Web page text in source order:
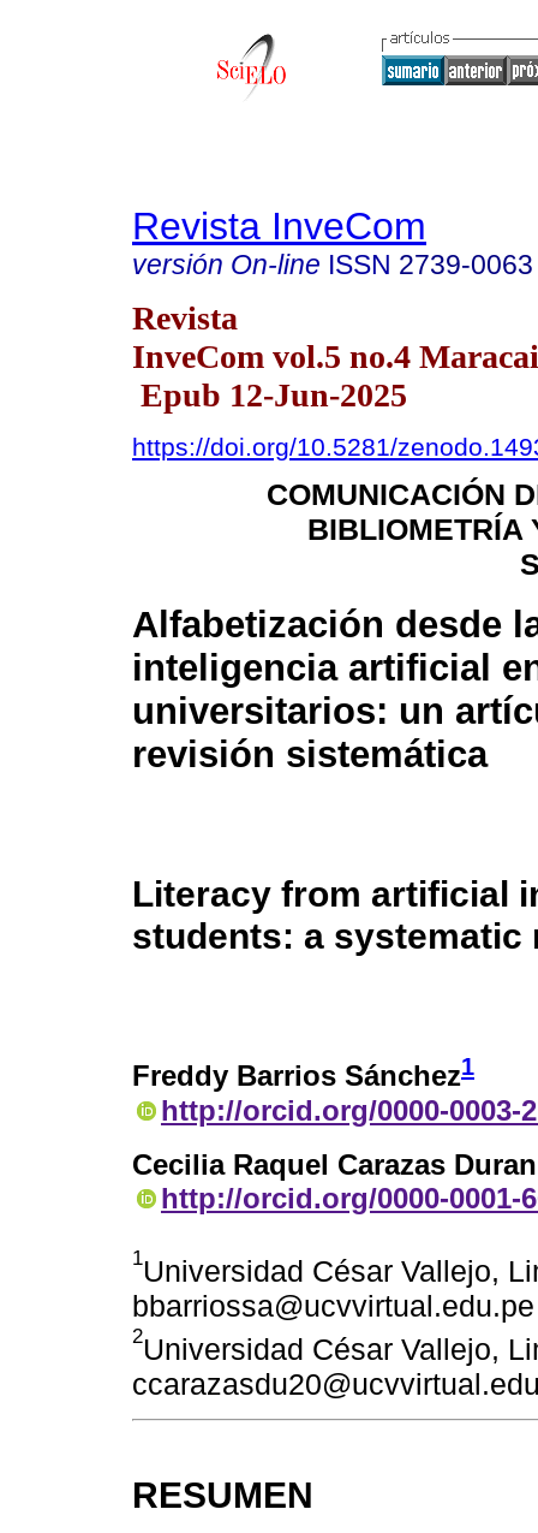
Revista InveCom
versión On-line ISSN 2739-0063
Revista
InveCom vol.5 no.4
Epub 12-Jun-2025
https://doi.org/10.5281/
COMUNICACIÓN
BIBLIOMETRÍA
Alfabetización desde
inteligencia artificial
universitarios: un
revisión sistemática
Literacy from artificial
students: a systematic
Freddy Barrios Sánchez1
http://orcid.org/0000-0003-
Cecilia Raquel Carazas
http://orcid.org/0000-0001-
1Universidad César Vallejo,
bbarriossa@ucvvirtual.edu.pe
2Universidad César Vallejo,
RESUMEN